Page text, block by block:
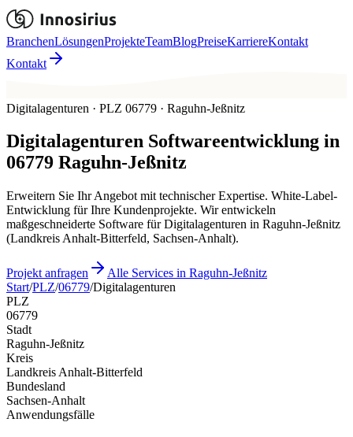
BranchenLösungenProjekteTeamBlogPreiseKarriereKontakt
Kontakt
Digitalagenturen · PLZ 06779 · Raguhn-Jeßnitz
Digitalagenturen Softwareentwicklung in
06779 Raguhn-Jeßnitz
Erweitern Sie Ihr Angebot mit technischer Expertise. White-Label-
Entwicklung für Ihre Kundenprojekte. Wir entwickeln
maßgeschneiderte Software für Digitalagenturen in Raguhn-Jeßnitz
(Landkreis Anhalt-Bitterfeld, Sachsen-Anhalt).
Projekt anfragen
Alle Services in Raguhn-Jeßnitz
Start/PLZ/06779/Digitalagenturen
PLZ
06779
Stadt
Raguhn-Jeßnitz
Kreis
Landkreis Anhalt-Bitterfeld
Bundesland
Sachsen-Anhalt
Anwendungsfälle